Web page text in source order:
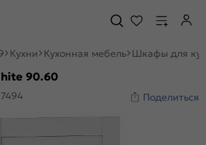
Кухни Кухонная мебель Шкафы для
90.60
Поделиться